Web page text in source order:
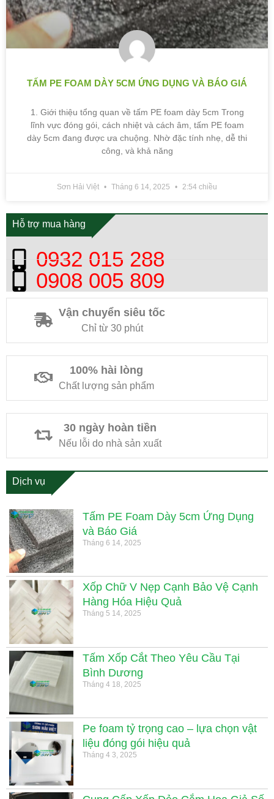
Hỗ trợ mua hàng
0932 015 288
0908 005 809
Vận chuyển siêu tốc
Chỉ từ 30 phút
100% hài lòng
Chất lượng sản phẩm
30 ngày hoàn tiền
Nếu lỗi do nhà sản xuất
Dịch vụ
Tấm PE Foam Dày 5cm Ứng Dụng
và Báo Giá
Tháng 6 14, 2025
Xốp Chữ V Nẹp Cạnh Bảo Vệ Cạnh
Hàng Hóa Hiệu Quả
Tháng 5 14, 2025
Tấm Xốp Cắt Theo Yêu Cầu Tại
Bình Dương
Tháng 4 18, 2025
Pe foam tỷ trọng cao – lựa chọn vật
liệu đóng gói hiệu quả
Tháng 4 3, 2025
TẤM PE FOAM DÀY 5CM ỨNG DỤNG VÀ BÁO GIÁ
1. Giới thiệu tổng quan về tấm PE foam dày 5cm Trong
lĩnh vực đóng gói, cách nhiệt và cách âm, tấm PE foam
dày 5cm đang được ưa chuộng. Nhờ đặc tính nhẹ, dễ thi
công, và khả năng
Sơn Hải Việt Tháng 6 14, 2025 2:54 chiều